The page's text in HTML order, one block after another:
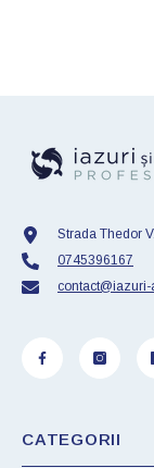
Strada Thedor
0745396167
CATEGORII